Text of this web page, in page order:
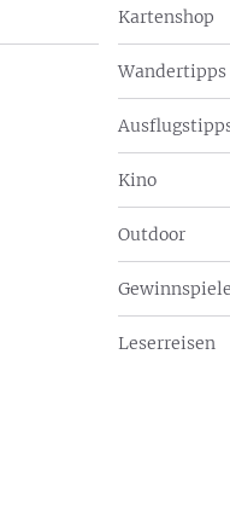
Kartenshop
Wandertipps
Kino
Outdoor
Gewinnspiele
Leserreisen